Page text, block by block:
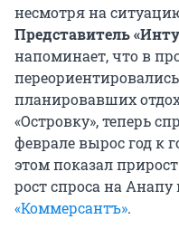
несмотря на
Представитель
напоминает, что в
планировавших
«Островку», теперь
феврале вырос год к
этом показал
рост спроса на Анапу
«Коммерсантъ».